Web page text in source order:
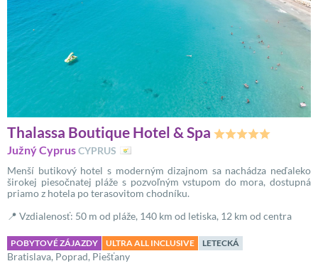
Thalassa Boutique Hotel & Spa
Južný CyprusCYPRUS
Menší butikový hotel s moderným dizajnom sa nachádza neďaleko
širokej piesočnatej pláže s pozvoľným vstupom do mora, dostupná
priamo z hotela po terasovitom chodníku.
📍 Vzdialenosť: 50 m od pláže, 140 km od letiska, 12 km od centra
POBYTOVÉ ZÁJAZDY ULTRA ALL INCLUSIVE LETECKÁ
Bratislava, Poprad, Piešťany